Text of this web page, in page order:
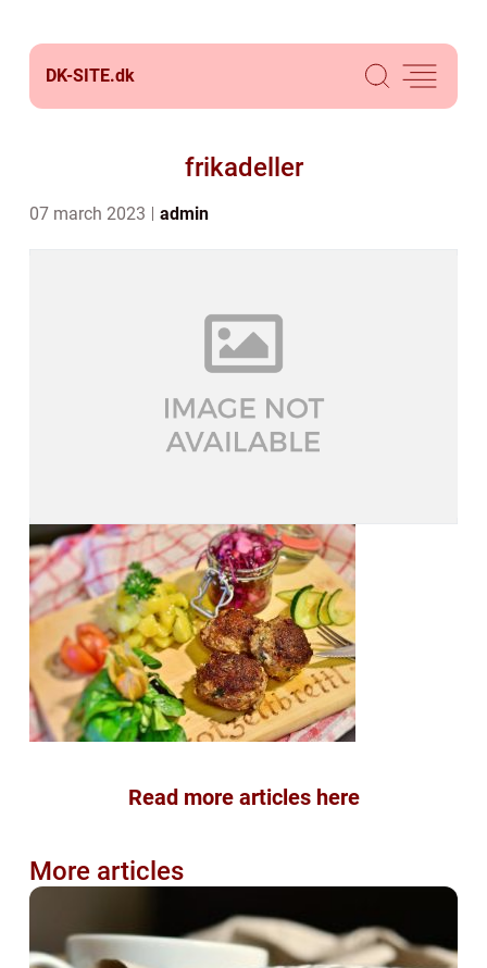
DK-SITE.dk
frikadeller
07 march 2023 admin
Read more articles here
More articles